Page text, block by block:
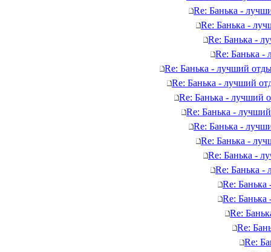
Re: Банька -
Re: Банька -
Re: Банька -
Re: Банька -
Re: Банька - лучший
Re: Банька - лучший
Re: Банька - лучший
Re: Банька -
Re: Банька -
Re: Банька -
Re: Банька -
Re: Банька -
Re:
Re:
Re:
Re:
Re: